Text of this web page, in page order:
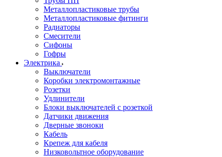
Металлопластиковые трубы
Металлопластиковые фитинги
Радиаторы
Смесители
Сифоны
Гофры
Электрика
Выключатели
Коробки электромонтажные
Розетки
Удлинители
Блоки выключателей с розеткой
Датчики движения
Дверные звоноки
Кабель
Крепеж для кабеля
Низковольтное оборудование